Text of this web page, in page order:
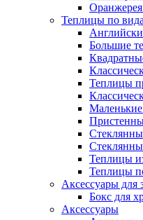
Теплицы по
Большие
Теплицы
Теплицы
Теплицы
Аксессуары для
Бокс для
Аксессуары